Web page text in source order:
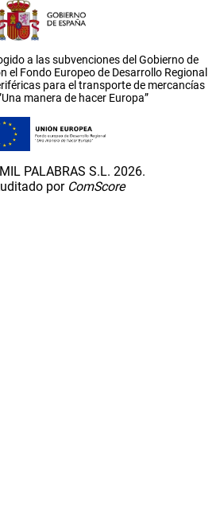
a las subvenciones del Gobierno de
el Fondo Europeo de Desarrollo Regional
para el transporte de mercancías
manera de hacer Europa”
PALABRAS S.L. 2026.
por ComScore